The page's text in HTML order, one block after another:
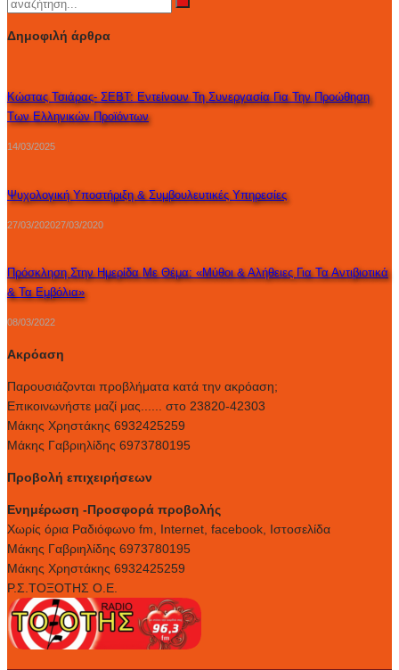
Δημοφιλή άρθρα
Κώστας Τσιάρας- ΣΕΒΤ: Εντείνουν Τη Συνεργασία Για Την Προώθηση
Των Ελληνικών Προϊόντων
14/03/2025
Ψυχολογική Υποστήριξη & Συμβουλευτικές Υπηρεσίες
27/03/202027/03/2020
Πρόσκληση Στην Ημερίδα Με Θέμα: «Μύθοι & Αλήθειες Για Τα Αντιβιοτικά
& Τα Εμβόλια»
08/03/2022
Ακρόαση
Παρουσιάζονται προβλήματα κατά την ακρόαση;
Επικοινωνήστε μαζί μας...... στο 23820-42303
Μάκης Χρηστάκης 6932425259
Μάκης Γαβριηλίδης 6973780195
Προβολή επιχειρήσεων
Ενημέρωση -Προσφορά προβολής
Xωρίς όρια Ραδιόφωνο fm, Internet, facebook, Ιστοσελίδα
Μάκης Γαβριηλίδης 6973780195
Μάκης Χρηστάκης 6932425259
Ρ.Σ.ΤΟΞΟΤΗΣ Ο.Ε.